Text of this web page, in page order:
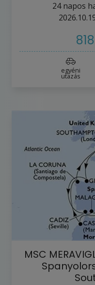
24napos
egyéni
utazás
MSC